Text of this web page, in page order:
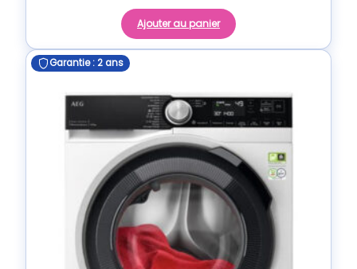
Ajouter au panier
Garantie : 2 ans